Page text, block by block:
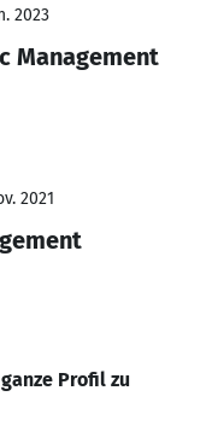
2023
Management
2021
Profil zu